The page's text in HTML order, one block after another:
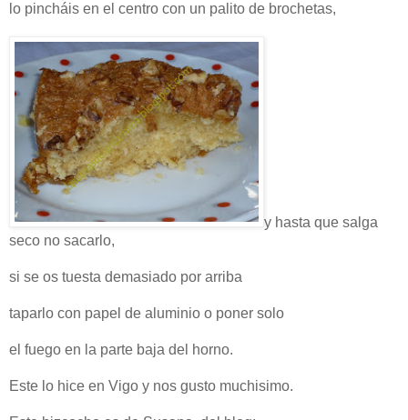
lo pincháis en el centro con un palito de brochetas,
y hasta que salga
seco no sacarlo,
si se os tuesta demasiado por arriba
taparlo con papel de aluminio o poner solo
el fuego en la parte baja del horno.
Este lo hice en Vigo y nos gusto muchisimo.